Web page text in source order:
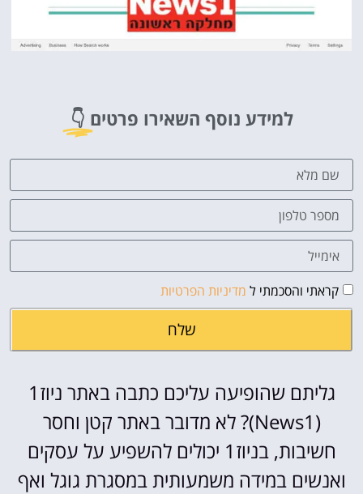
למידע נוסף השאירו פרטים 👇
קראתי והסכמתי ל מדיניות הפרטיות
שלח
גליתם שהופיעה עליכם כתבה באתר ניוז1
(News1)? לא מדובר באתר קטן וחסר
חשיבות, בניוז1 יכולים להשפיע על עסקים
ואנשים במידה משמעותית במסגרת גוגל ואף